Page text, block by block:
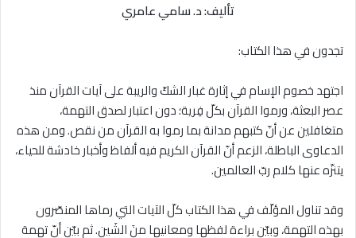
تأليف:د. سامي عامري
تجدون في هذا الكتاب:
اجتهد خصوم الإسام في إثارة غبار الشكّ والريبة على آيات القرآن منذ
عصر البعثة، ورموا القرآن بكلّ فِرية؛ دون اعتبار لصدق التهمة،
متغافلين عن أنّ كتبهم مدانة بما رموا به القرآن من نقص. ومن هذه
الدعاوى الباطلة، الزعم أنّ القرآن الكريم فيه ألفاظ وأخبار خادشة للحياء،
يتنزّه عنها كلام ربّ العالمين.
وقد تناول المؤلّف في هذا الكتاب كلّ الآيات التي رماها المنصّرون
بهذه التهمة، وبيّن براءة لفظها ومعانيها منَ الشَين. ثم بيّن أنّ تهمة